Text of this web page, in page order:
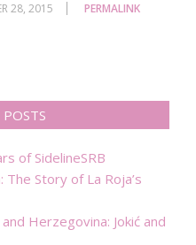
28, 2015 PERMALINK
of SidelineSRB
The Story of La Roja’s
Herzegovina: Jokić and